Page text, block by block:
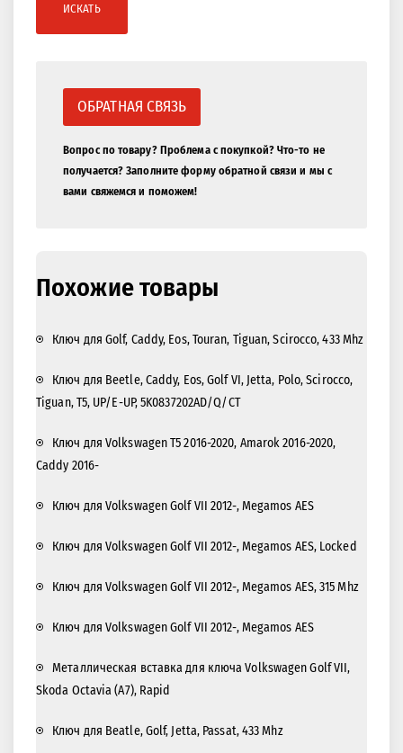
ИСКАТЬ
ОБРАТНАЯ СВЯЗЬ
Вопрос по товару? Проблема с покупкой? Что-то не
получается? Заполните форму обратной связи и мы с
вами свяжемся и поможем!
Похожие товары
Ключ для Golf, Caddy, Eos, Touran, Tiguan, Scirocco, 433 Mhz
Ключ для Beetle, Caddy, Eos, Golf VI, Jetta, Polo, Scirocco,
Tiguan, T5, UP/E-UP, 5K0837202AD/Q/CT
Ключ для Volkswagen T5 2016-2020, Amarok 2016-2020,
Caddy 2016-
Ключ для Volkswagen Golf VII 2012-, Megamos AES
Ключ для Volkswagen Golf VII 2012-, Megamos AES, Locked
Ключ для Volkswagen Golf VII 2012-, Megamos AES, 315 Mhz
Ключ для Volkswagen Golf VII 2012-, Megamos AES
Металлическая вставка для ключа Volkswagen Golf VII,
Skoda Octavia (A7), Rapid
Ключ для Beatle, Golf, Jetta, Passat, 433 Mhz